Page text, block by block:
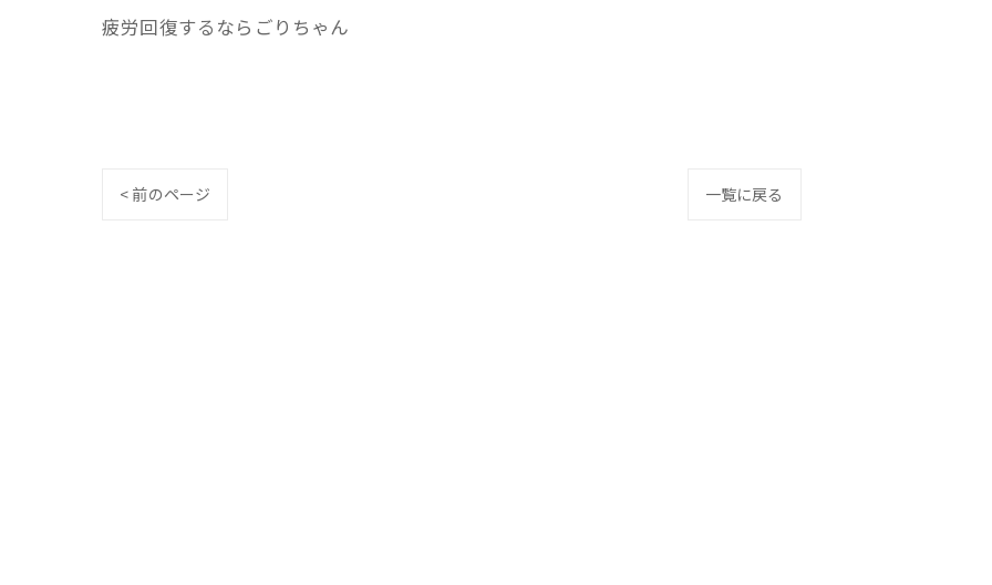
疲労回復するならごりちゃん
< 前のページ 一覧に戻る